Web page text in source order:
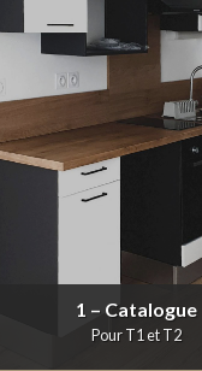
1 – Catalogue
Pour T1 et T2